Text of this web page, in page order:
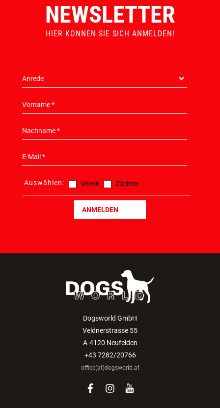
NEWSLETTER
HIER KONNEN SIE SICH ANMELDEN!
Auswählen: Verein Züchter
ANMELDEN
Dogsworld GmbH
Veldnerstrasse 55
A-4120 Neufelden
+43 7282/20766
office(at)dogsworld.at
facebook
instagram
youtube